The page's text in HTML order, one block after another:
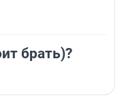
брать)?